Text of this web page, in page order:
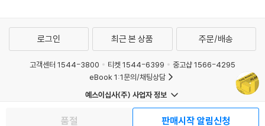
품절 판매시작 알림신청
로그인 최근 본 상품 주문/배송
고객센터 1544-3800 티켓 1544-6399
중고샵 1566-4295
eBook 1:1문의/채팅상담
예스이십사(주) 사업자 정보
개인정보처리방침
거래처관계자께